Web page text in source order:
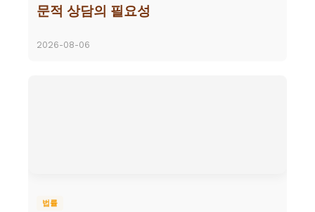
문적 상담의 필요성
2026-08-06
법률